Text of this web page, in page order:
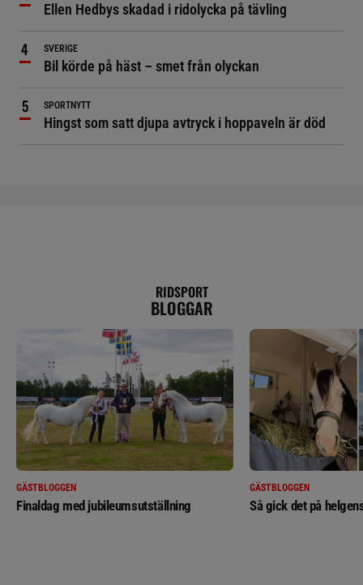
Ellen Hedbys skadad i ridolycka på tävling
SVERIGE
Bil körde på häst – smet från olyckan
SPORTNYTT
Hingst som satt djupa avtryck i hoppaveln är död
RIDSPORT
BLOGGAR
GÄSTBLOGGEN
Finaldag med jubileumsutställning
GÄSTBLOGGEN
Så gick det på